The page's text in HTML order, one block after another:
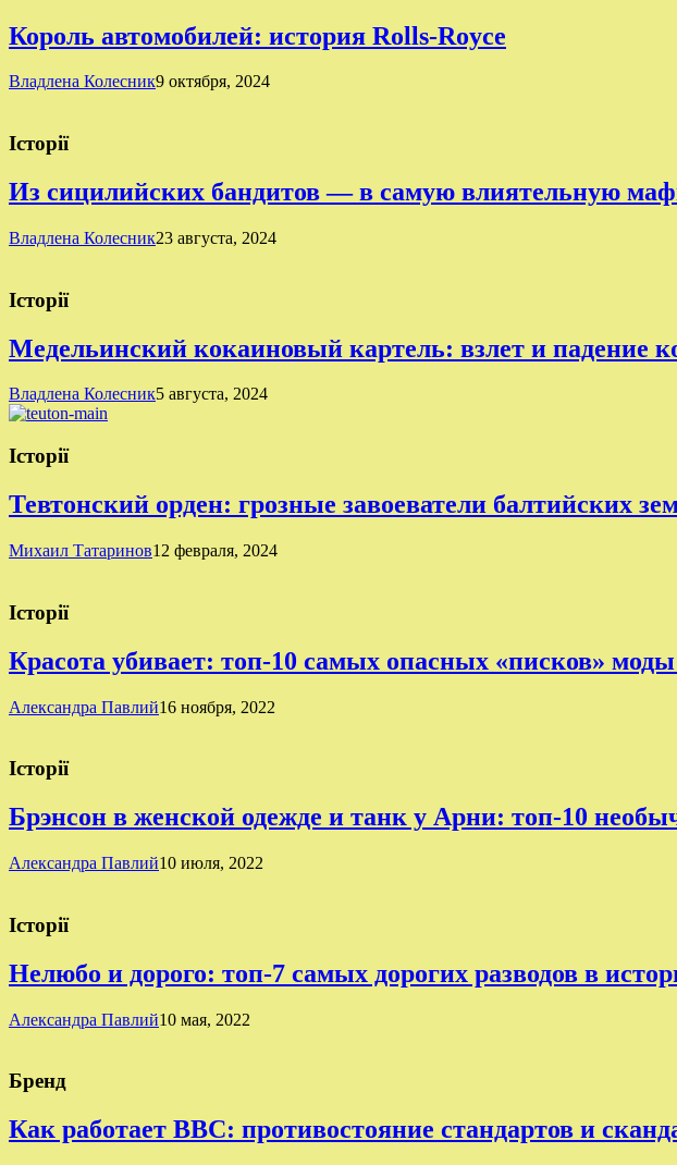
Король автомобилей: история Rolls-Royce
Владлена Колесник9 октября, 2024
Історії
Из сицилийских бандитов — в самую влиятельную
Владлена Колесник23 августа, 2024
Історії
Медельинский кокаиновый картель: взлет и падение
Владлена Колесник5 августа, 2024
Історії
Тевтонский орден: грозные завоеватели балтийских
Михаил Татаринов12 февраля, 2024
Історії
Красота убивает: топ-10 самых опасных «писков»
Александра Павлий16 ноября, 2022
Історії
Брэнсон в женской одежде и танк у Арни: топ-10
Александра Павлий10 июля, 2022
Історії
Нелюбо и дорого: топ-7 самых дорогих разводов в
Александра Павлий10 мая, 2022
Бренд
Как работает BBC: противостояние стандартов и